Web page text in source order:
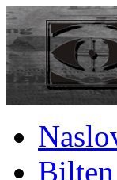
Bilten